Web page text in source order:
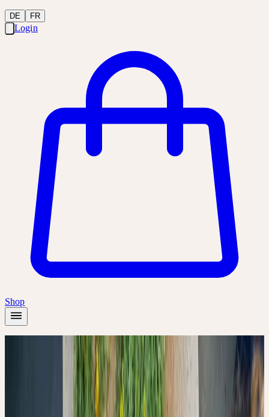
DE FR
Login
Shop
Ein Wettlauf gegen die Zeit: Warum die Verarbeitung
frischer Pflanzen über die Qualität der Tinktur entscheidet
Min. Lesezeit